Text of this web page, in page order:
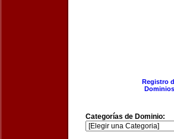
Registro
Categorías de Dominio: